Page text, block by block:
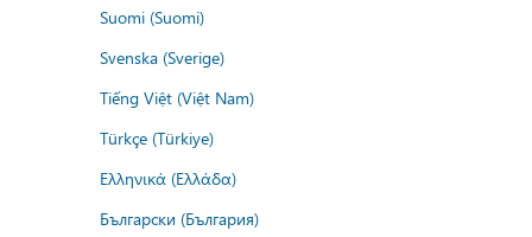
Suomi (Suomi)
Svenska (Sverige)
Tiếng Việt (Việt Nam)
Türkçe (Türkiye)
Ελληνικά (Ελλάδα)
Български (България)